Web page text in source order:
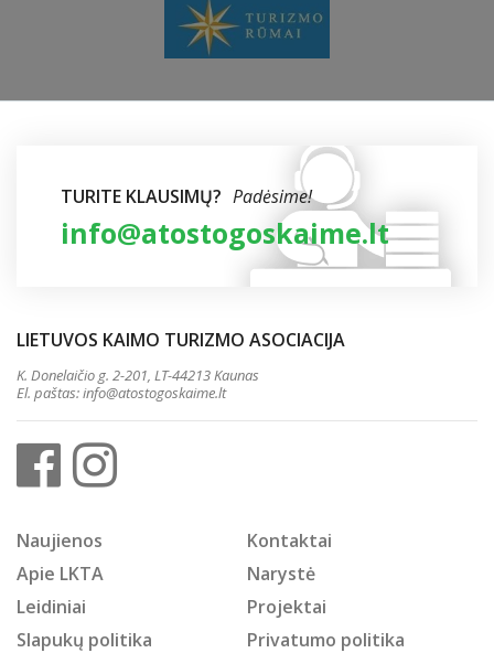
TURITE KLAUSIMŲ? Padėsime!
info@atostogoskaime.lt
LIETUVOS KAIMO TURIZMO ASOCIACIJA
K. Donelaičio g. 2-201, LT-44213 Kaunas
El. paštas:info@atostogoskaime.lt
Naujienos
Kontaktai
Apie LKTA
Narystė
Leidiniai
Projektai
Slapukų politika
Privatumo politika